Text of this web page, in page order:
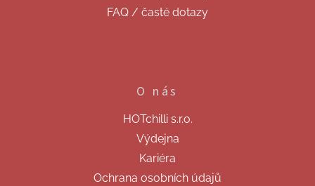
FAQ / časté dotazy
O nás
HOTchilli s.r.o.
Výdejna
Kariéra
Ochrana osobních údajů